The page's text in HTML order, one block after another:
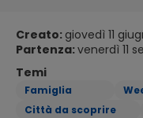
Creato: giovedì 11
Partenza:venerdì 11
Temi
Famiglia
Città da scoprire